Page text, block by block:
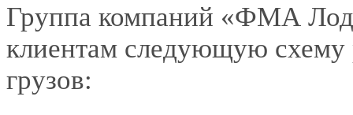
Группа компаний «ФМА
клиентам следующую схему
грузов: